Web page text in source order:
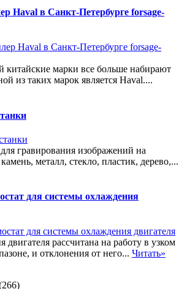
Haval в Санкт-Петербурге forsage-
китайские марки все больше набирают
из таких марок является Haval....
гравирования изображений на
металл, стекло, пластик, дерево,...
для системы охлаждения
двигателя рассчитана на работу в узком
и отклонения от него... Читать»